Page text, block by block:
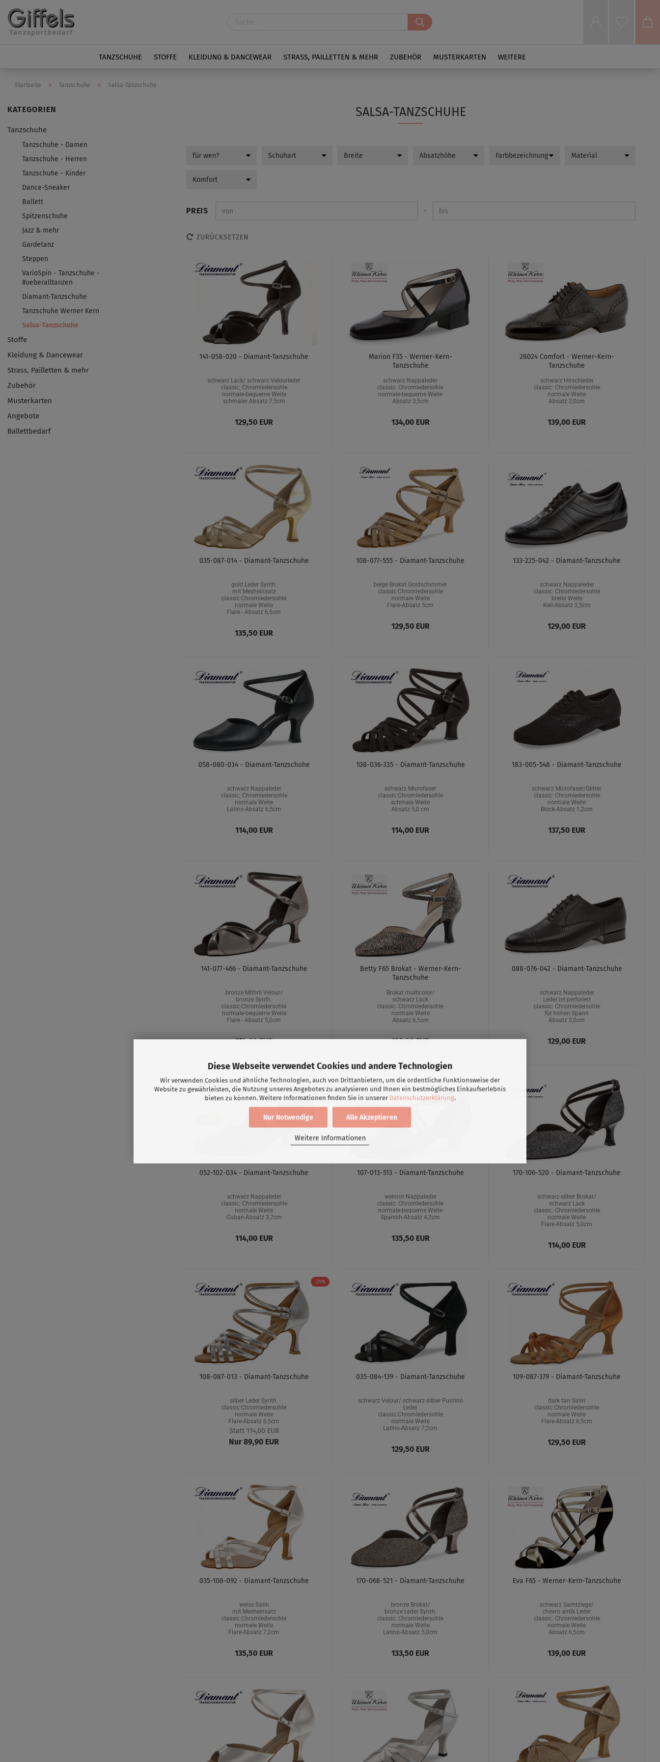
Diese Webseite verwendet Cookies und andere Technologien
Wir verwenden Cookies und ähnliche Technologien, auch von Drittanbietern, um die ordentliche Funktionsweise der
Website zu gewährleisten, die Nutzung unseres Angebotes zu analysieren und Ihnen ein bestmögliches Einkaufserlebnis
bieten zu können. Weitere Informationen finden Sie in unserer Datenschutzerklärung.
Alle Akzeptieren
Nur Notwendige
Weitere Informationen
TANZSCHUHE STOFFE KLEIDUNG & DANCEWEAR STRASS, PAILLETTEN & MEHR ZUBEHÖR MUSTERKARTEN WEITERE
Startseite » Tanzschuhe » Salsa-Tanzschuhe
SALSA-TANZSCHUHE
für wen? Schuhart Breite Absatzhöhe Farbbezeichnung Material
Komfort
PREIS -
ZURÜCKSETZEN
141-058-020 - Diamant-Tanzschuhe
schwarz Lack/ schwarz Velourleder
classic: Chromledersohle
normale-bequeme Weite
schmaler Absatz 7,5cm
129,50 EUR
Marion F35 - Werner-Kern-
Tanzschuhe
schwarz Nappaleder
classic: Chromledersohle
normale-bequeme Weite
Absatz 3,5cm
134,00 EUR
28024 Comfort - Werner-Kern-
Tanzschuhe
schwarz Hirschleder
classic: Chromledersohle
normale Weite
Absatz 2,0cm
139,00 EUR
035-087-014 - Diamant-Tanzschuhe
gold Leder Synth.
mit Mesheinsatz
classic:Chromledersohle
normale Weite
Flare - Absatz 6,5cm
135,50 EUR
108-077-555 - Diamant-Tanzschuhe
beige Brokat Goldschimmer
classic:Chromledersohle
normale Weite
Flare-Absatz 5cm
129,50 EUR
133-225-042 - Diamant-Tanzschuhe
schwarz Nappaleder
classic: Chromledersohle
breite Weite
Keil-Absatz 2,5cm
129,00 EUR
058-080-034 - Diamant-Tanzschuhe
schwarz Nappaleder
classic: Chromledersohle
normale Weite
Latino-Absatz 6,5cm
114,00 EUR
108-036-335 - Diamant-Tanzschuhe
schwarz Microfaser
classic:Chromledersohle
schmale Weite
Absatz 5,0 cm
114,00 EUR
183-005-548 - Diamant-Tanzschuhe
schwarz Microfaser/Glitter
classic: Chromledersohle
normale Weite
Block-Absatz 1,2cm
137,50 EUR
141-077-466 - Diamant-Tanzschuhe
bronze Mithril Velour/
bronze Synth.
classic:Chromledersohle
normale-bequeme Weite
Flare - Absatz 5,0cm
114,00 EUR
Betty F65 Brokat - Werner-Kern-
Tanzschuhe
Brokat multicolor/
schwarz Lack
classic: Chromledersohle
normale Weite
Absatz 6,5cm
139,00 EUR
088-076-042 - Diamant-Tanzschuhe
schwarz Nappaleder
Leder ist perforiert
classic: Chromledersohle
für hohen Spann
Absatz 2,0cm
129,00 EUR
052-102-034 - Diamant-Tanzschuhe
schwarz Nappaleder
classic: Chromledersohle
normale Weite
Cuban-Absatz 3,7cm
114,00 EUR
107-013-513 - Diamant-Tanzschuhe
weinrot Nappaleder
classic: Chromledersohle
normale-bequeme Weite
Spanish-Absatz 4,2cm
135,50 EUR
170-106-520 - Diamant-Tanzschuhe
schwarz-silber Brokat/
schwarz Lack
classic: Chromledersohle
normale Weite
Flare-Absatz 5,0cm
114,00 EUR
-21%
108-087-013 - Diamant-Tanzschuhe
silber Leder Synth.
classic:Chromledersohle
normale Weite
Flare-Absatz 6,5cm
Statt 114,00 EUR
Nur 89,90 EUR
035-084-139 - Diamant-Tanzschuhe
schwarz Velour/ schwarz-silber Puntino
Leder
classic:Chromledersohle
normale Weite
Latino-Absatz 7,2cm
129,50 EUR
109-087-379 - Diamant-Tanzschuhe
dark tan Satin
classic:Chromledersohle
normale Weite
Flare-Absatz 6,5cm
129,50 EUR
035-108-092 - Diamant-Tanzschuhe
weiss Satin
mit Mesheinsatz
classic:Chromledersohle
normale Weite
Flare-Absatz 7,2cm
135,50 EUR
170-068-521 - Diamant-Tanzschuhe
bronze Brokat/
bronze Leder Synth.
classic: Chromledersohle
normale Weite
Latino-Absatz 5,0cm
133,50 EUR
Eva F65 - Werner-Kern-Tanzschuhe
schwarz Samtziege/
chevro antik Leder
classic: Chromledersohle
normale Weite
Absatz 6,5cm
139,00 EUR
Tanzschuhe
Tanzschuhe - Damen
Tanzschuhe - Herren
Tanzschuhe - Kinder
Dance-Sneaker
Ballett
Spitzenschuhe
Jazz & mehr
Gardetanz
Steppen
VarioSpin - Tanzschuhe -
#ueberalltanzen
Diamant-Tanzschuhe
Tanzschuhe Werner Kern
Salsa-Tanzschuhe
Stoffe
Kleidung & Dancewear
Strass, Pailletten & mehr
Zubehör
Musterkarten
Angebote
Ballettbedarf